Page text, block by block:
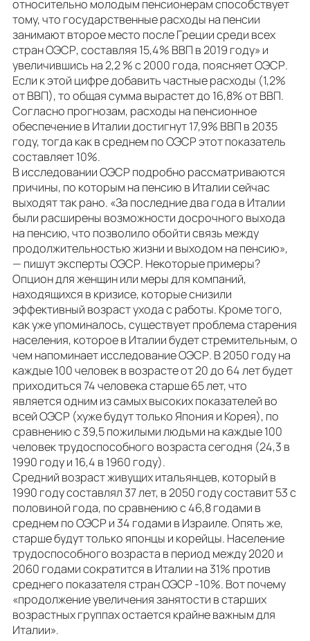
относительно молодым пенсионерам способствует
тому, что государственные расходы на пенсии
занимают второе место после Греции среди всех
стран ОЭСР, составляя 15,4% ВВП в 2019 году» и
увеличившись на 2,2 % с 2000 года, поясняет ОЭСР.
Если к этой цифре добавить частные расходы (1,2%
от ВВП), то общая сумма вырастет до 16,8% от ВВП.
Согласно прогнозам, расходы на пенсионное
обеспечение в Италии достигнут 17,9% ВВП в 2035
году, тогда как в среднем по ОЭСР этот показатель
составляет 10%.
В исследовании ОЭСР подробно рассматриваются
причины, по которым на пенсию в Италии сейчас
выходят так рано. «За последние два года в Италии
были расширены возможности досрочного выхода
на пенсию, что позволило обойти связь между
продолжительностью жизни и выходом на пенсию»,
— пишут эксперты ОЭСР. Некоторые примеры?
Опцион для женщин или меры для компаний,
находящихся в кризисе, которые снизили
эффективный возраст ухода с работы. Кроме того,
как уже упоминалось, существует проблема старения
населения, которое в Италии будет стремительным, о
чем напоминает исследование ОЭСР. В 2050 году на
каждые 100 человек в возрасте от 20 до 64 лет будет
приходиться 74 человека старше 65 лет, что
является одним из самых высоких показателей во
всей ОЭСР (хуже будут только Япония и Корея), по
сравнению с 39,5 пожилыми людьми на каждые 100
человек трудоспособного возраста сегодня (24,3 в
1990 году и 16,4 в 1960 году).
Средний возраст живущих итальянцев, который в
1990 году составлял 37 лет, в 2050 году составит 53 с
половиной года, по сравнению с 46,8 годами в
среднем по ОЭСР и 34 годами в Израиле. Опять же,
старше будут только японцы и корейцы. Население
трудоспособного возраста в период между 2020 и
2060 годами сократится в Италии на 31% против
среднего показателя стран ОЭСР -10%. Вот почему
«продолжение увеличения занятости в старших
возрастных группах остается крайне важным для
Италии».